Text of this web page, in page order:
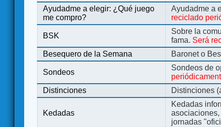
Ayudadme a elegir: ¿Qué juego
me compro?
Ayudadme a
reciclado
BSK
Sobre la
fama. Será
Besequero de la Semana
Baronet o
Sondeos
Sondeos de
Distinciones
Distinciones
Kedadas
Kedadas
jornadas